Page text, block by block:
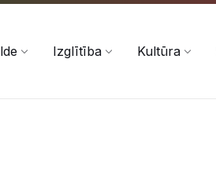
Izglītība Kultūra